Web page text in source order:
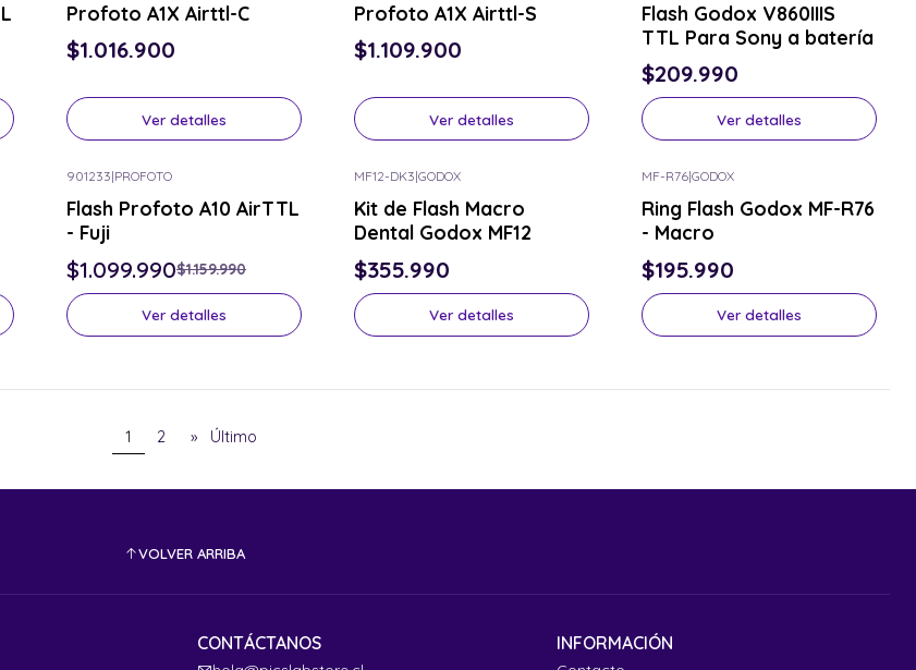
Profoto A1X Airttl-C
$1.016.900
Ver detalles
Profoto A1X Airttl-S
$1.109.900
Ver detalles
Flash Godox V860IIIS
TTL Para Sony a batería
$209.990
Ver detalles
Consulta por el tuyo
901233|PROFOTO
Flash Profoto A10 AirTTL
- Fuji
$1.099.990$1.159.990
Ver detalles
MF12-DK3|GODOX
Kit de Flash Macro
Dental Godox MF12
$355.990
Ver detalles
MF-R76|GODOX
Ring Flash Godox MF-R76
- Macro
$195.990
Ver detalles
1 2 » Último
VOLVER ARRIBA
CONTÁCTANOS INFORMACIÓN